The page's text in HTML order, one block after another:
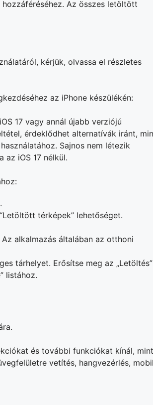
Az összes letöltött
kérjük, olvassa el részletes
az iPhone készülékén:
17 vagy annál újabb verziójú
érdeklődhet alternatívák iránt,
Sajnos nem létezik
az iOS 17 nélkül.
térképek” lehetőséget.
alkalmazás általában az otthoni
tárhelyet. Erősítse meg az „Letöltés”
listához.
és további funkciókat kínál, mint
vetítés, hangvezérlés,